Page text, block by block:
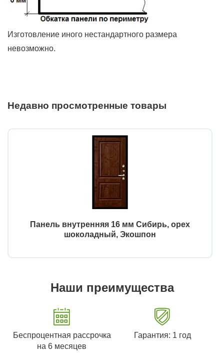
Изготовление иного нестандартного размера
невозможно.
Недавно просмотренные товары
Панель внутренняя 16 мм Сибирь, орех
шоколадный, Экошпон
Наши преимущества
Беспроцентная рассрочка
на 6 месяцев
Гарантия: 1 год